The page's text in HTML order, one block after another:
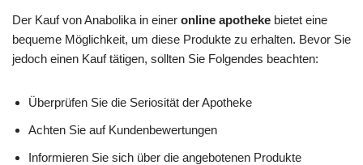
Der Kauf von Anabolika in einer online apotheke bietet eine
bequeme Möglichkeit, um diese Produkte zu erhalten. Bevor Sie
jedoch einen Kauf tätigen, sollten Sie Folgendes beachten:
Überprüfen Sie die Seriosität der Apotheke
Achten Sie auf Kundenbewertungen
Informieren Sie sich über die angebotenen Produkte